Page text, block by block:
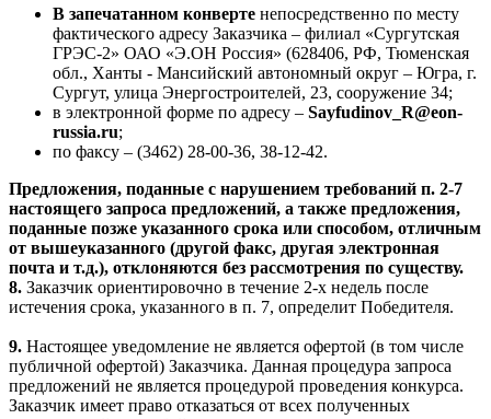
В запечатанном конверте непосредственно по месту
фактического адресу Заказчика – филиал «Сургутская
ГРЭС-2» ОАО «Э.ОН Россия» (628406, РФ, Тюменская
обл., Ханты - Мансийский автономный округ – Югра, г.
Сургут, улица Энергостроителей, 23, сооружение 34;
в электронной форме по адресу – Sayfudinov R@eon-
russia.ru;
по факсу – (3462) 28-00-36, 38-12-42.
Предложения, поданные с нарушением требований п. 2-7
настоящего запроса предложений, а также предложения,
поданные позже указанного срока или способом, отличным
от вышеуказанного (другой факс, другая электронная
почта и т.д.), отклоняются без рассмотрения по существу.
8. Заказчик ориентировочно в течение 2-х недель после
истечения срока, указанного в п. 7, определит Победителя.
9. Настоящее уведомление не является офертой (в том числе
публичной офертой) Заказчика. Данная процедура запроса
предложений не является процедурой проведения конкурса.
Заказчик имеет право отказаться от всех полученных